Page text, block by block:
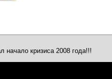
начало кризиса 2008 года!!!